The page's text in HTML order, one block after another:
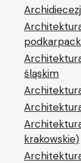
śląskim
krakowskie)